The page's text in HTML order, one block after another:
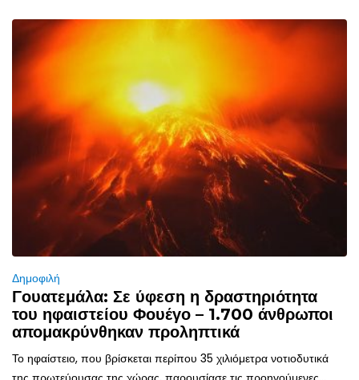
Δημοφιλή
Γουατεμάλα: Σε ύφεση η δραστηριότητα
του ηφαιστείου Φουέγο – 1.700 άνθρωποι
απομακρύνθηκαν προληπτικά
Το ηφαίστειο, που βρίσκεται περίπου 35 χιλιόμετρα νοτιοδυτικά